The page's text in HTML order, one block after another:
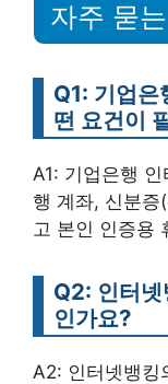
자주 묻
Q1: 기업은
떤 요건이
A1: 기업은행
행 계좌, 신분증
고 본인 인증용
Q2: 인터넷
인가요?
A2: 인터넷뱅킹